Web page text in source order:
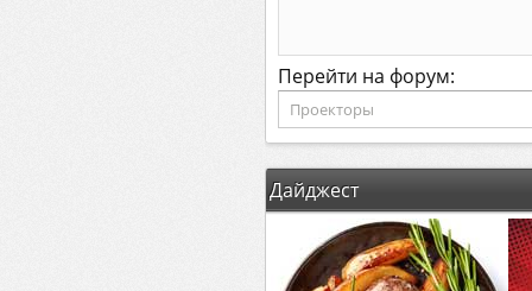
Перейти на форум:
Дайджест